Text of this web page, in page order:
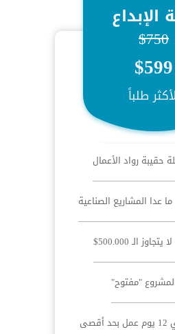
الإبداع
$750
$599
طلباً
حقيبة رواد الأعمال
عدا المشاريع الصناعية
الـ 500.000$
"مفتوح"